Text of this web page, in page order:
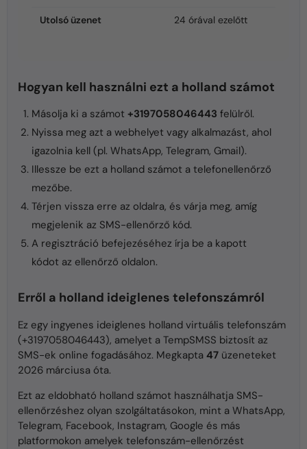
Utolsó üzenet 24 órával ezelőtt
Hogyan kell használni ezt a holland számot
Másolja ki a számot +3197058046443 felülről.
Nyissa meg azt a webhelyet vagy alkalmazást, ahol
igazolnia kell (pl. WhatsApp, Telegram, Gmail).
Illessze be ezt a holland számot a telefonellenőrző
mezőbe.
Térjen vissza erre az oldalra, és várja meg, amíg
megjelenik az SMS-ellenőrző kód.
A regisztráció befejezéséhez írja be a kapott
kódot az ellenőrző oldalon.
Erről a holland ideiglenes telefonszámról
Ez egy ingyenes ideiglenes holland virtuális telefonszám
(+3197058046443), amelyet a TempSMSS biztosít az
SMS-ek online fogadásához. Megkapta 47 üzeneteket
2026 márciusa óta.
Ezt az eldobható holland számot használhatja SMS-
ellenőrzéshez olyan szolgáltatásokon, mint a WhatsApp,
Telegram, Facebook, Instagram, Google és más
platformokon amelyek telefonszám-ellenőrzést